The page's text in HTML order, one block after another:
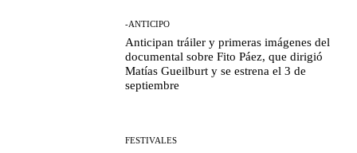
-ANTICIPO
Anticipan tráiler y primeras imágenes del
documental sobre Fito Páez, que dirigió
Matías Gueilburt y se estrena el 3 de
septiembre
FESTIVALES